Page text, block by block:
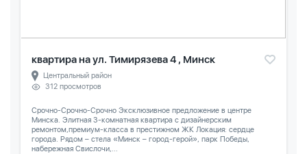
квартира на ул. Тимирязева 4 , Минск
Центральный район
312 просмотров
Срочно-Срочно-Срочно Эксклюзивное предложение в центре
Минска. Элитная 3-комнатная квартира с дизайнерским
ремонтом,премиум-класса в престижном ЖК Локация: сердце
города. Рядом – стела «Минск – город-герой», парк Победы,
набережная Свислочи,...